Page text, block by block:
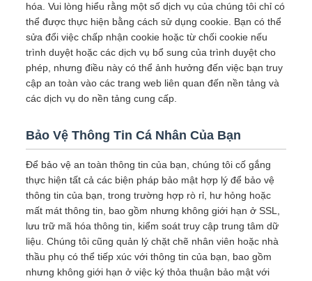
hóa. Vui lòng hiểu rằng một số dịch vụ của chúng tôi chỉ có
thể được thực hiện bằng cách sử dụng cookie. Bạn có thể
sửa đổi việc chấp nhận cookie hoặc từ chối cookie nếu
trình duyệt hoặc các dịch vụ bổ sung của trình duyệt cho
phép, nhưng điều này có thể ảnh hưởng đến việc bạn truy
cập an toàn vào các trang web liên quan đến nền tảng và
các dịch vụ do nền tảng cung cấp.
Bảo Vệ Thông Tin Cá Nhân Của Bạn
Để bảo vệ an toàn thông tin của bạn, chúng tôi cố gắng
thực hiện tất cả các biện pháp bảo mật hợp lý để bảo vệ
thông tin của bạn, trong trường hợp rò rỉ, hư hỏng hoặc
mất mát thông tin, bao gồm nhưng không giới hạn ở SSL,
lưu trữ mã hóa thông tin, kiểm soát truy cập trung tâm dữ
liệu. Chúng tôi cũng quản lý chặt chẽ nhân viên hoặc nhà
thầu phụ có thể tiếp xúc với thông tin của bạn, bao gồm
nhưng không giới hạn ở việc ký thỏa thuận bảo mật với